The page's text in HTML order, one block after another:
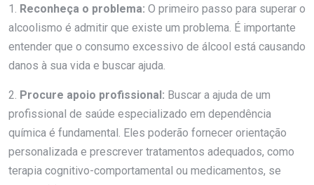
1. Reconheça o problema: O primeiro passo para superar o
alcoolismo é admitir que existe um problema. É importante
entender que o consumo excessivo de álcool está causando
danos à sua vida e buscar ajuda.
2. Procure apoio profissional: Buscar a ajuda de um
profissional de saúde especializado em dependência
química é fundamental. Eles poderão fornecer orientação
personalizada e prescrever tratamentos adequados, como
terapia cognitivo-comportamental ou medicamentos, se